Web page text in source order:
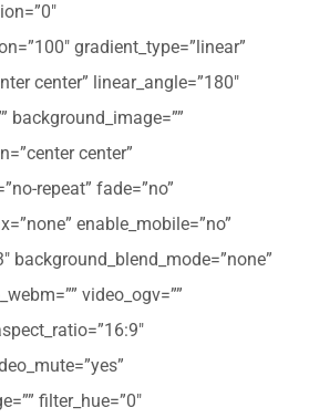
gradient_type=”linear”
center” linear_angle=”180″
background_image=””
center”
repeat” fade=”no”
enable_mobile=”no”
background_blend_mode=”none”
video_ogv=””
filter_hue=”0″